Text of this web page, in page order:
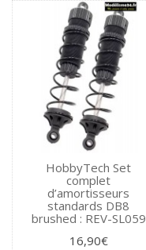
HobbyTech Set
complet
d’amortisseurs
standards DB8
brushed : REV-SL059
16,90€